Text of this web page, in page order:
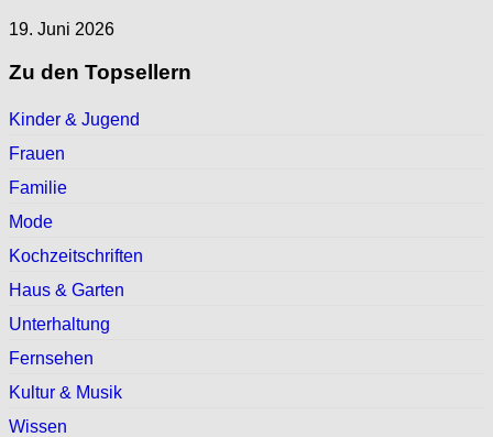
19. Juni 2026
Zu den Topsellern
Kinder & Jugend
Frauen
Familie
Mode
Kochzeitschriften
Haus & Garten
Unterhaltung
Fernsehen
Kultur & Musik
Wissen